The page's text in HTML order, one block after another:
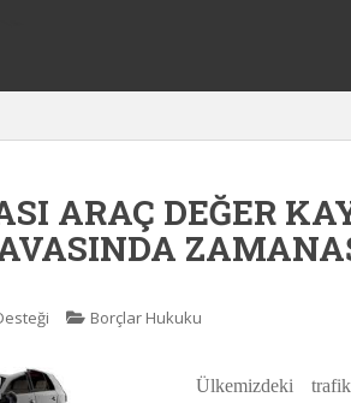
ARAÇ DEĞER
Borçlar Hukuku
Ülkemizdeki